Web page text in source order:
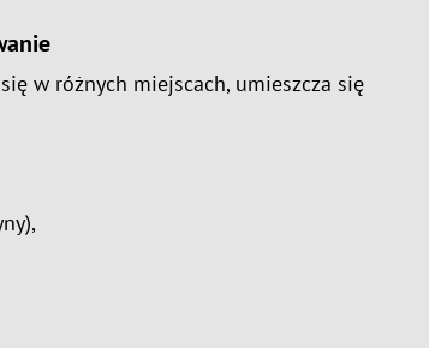
w różnych miejscach, umieszcza się